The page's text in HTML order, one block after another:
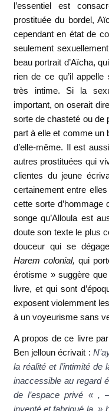
l’essentiel est
prostituée du bordel,
cependant en état de
seulement
beau portrait d’Aïcha,
rien de ce qu’il
très intime. Si la
important, on oserait
sorte de chasteté ou de
part à elle et comme un
d’elle-même. Il est
autres prostituées qui
clientes du jeune
certainement entre
cette sorte
songe qu’Alloula est
doute son texte le plus
douceur qui se
Harem colonial, qui
érotisme » suggère
livre, et qui sont
exposent violemment
à un voyeurisme sans
A propos de ce livre
Ben jelloun écrivait :
la réalité et l’intimité de
inaccessible au regard
de l’espace privé « ,
inventé et fabriqué la »